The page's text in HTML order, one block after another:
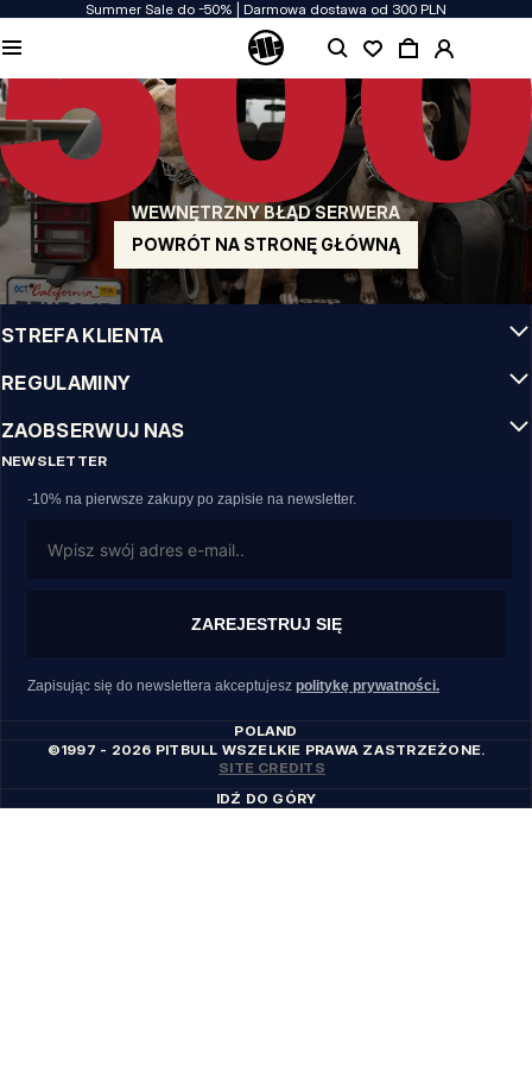
Summer Sale do -50% | Darmowa dostawa od 300 PLN
WEWNĘTRZNY BŁĄD SERWERA
POWRÓT NA STRONĘ GŁÓWNĄ
JAKOŚĆ TO DLA NAS PRIORYTET
Naszą odzież produkujemy z pasją! Nie idziemy na kompromis w kwestiach
wytrzymałości, długowieczności materiałów i dbałości o detal.
US ORIGIN
Nasze korzenie sięgają San Diego z poczatku lat 90-tych XX wieku. Nasz styl jest
surowy, autentyczny i stanowczy.
MARKA Z CHARAKTEREM
Nasze kolekcje wybierają sportowcy, fighterzy i uparci indywidualiści.
INFO
STREFA KLIENTA
REGULAMINY
ZAOBSERWUJ NAS
NEWSLETTER
-10% na pierwsze zakupy po zapisie na newsletter.
ZAREJESTRUJ SIĘ
Zapisując się do newslettera akceptujesz politykę prywatności.
POLAND
©1997 - 2026 PITBULL WSZELKIE PRAWA ZASTRZEŻONE.
SITE CREDITS
IDŹ DO GÓRY